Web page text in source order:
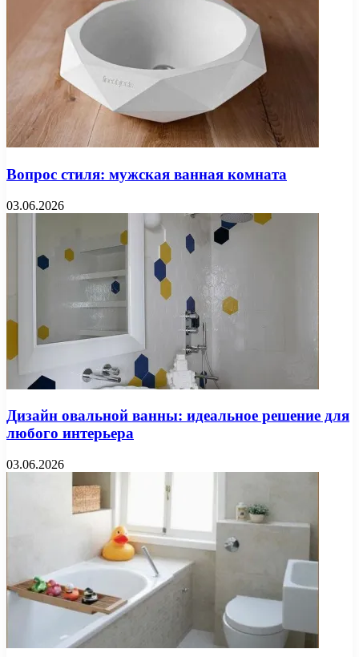
Вопрос стиля: мужская ванная комната
03.06.2026
Дизайн овальной ванны: идеальное решение для
любого интерьера
03.06.2026